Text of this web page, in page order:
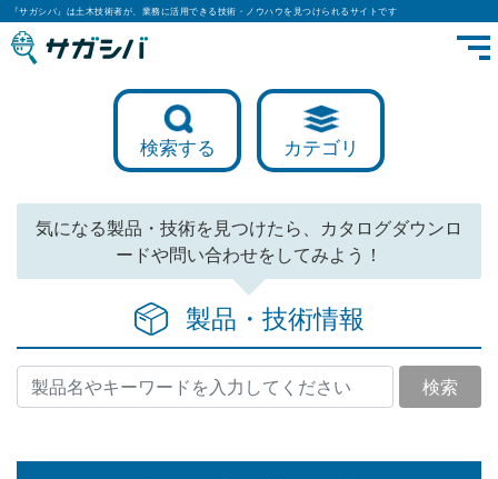
『サガシバ』は土木技術者が、業務に活用できる技術・ノウハウを見つけられるサイトです
検索する カテゴリ
気になる製品・技術を見つけたら、カタログダウンロ
ードや問い合わせをしてみよう！
製品・技術情報
検索